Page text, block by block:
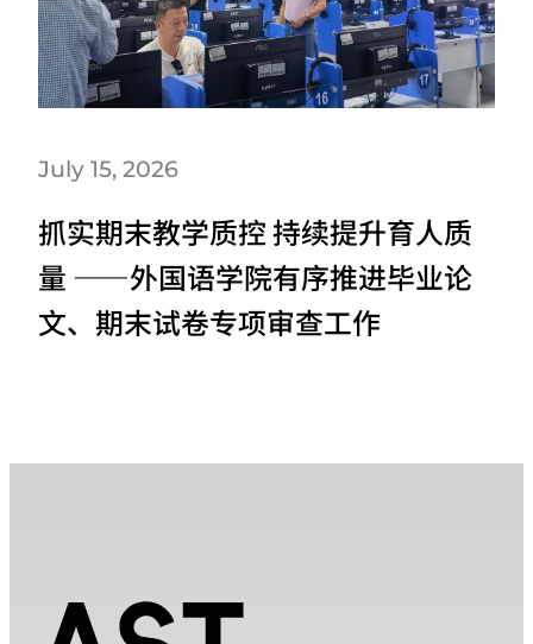
July 15, 2026
抓实期末教学质控 持续提升育人质
量 ——外国语学院有序推进毕业论
文、期末试卷专项审查工作